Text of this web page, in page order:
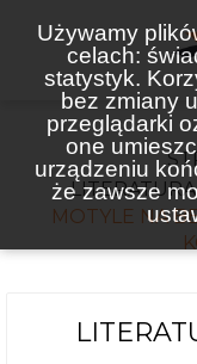
Używamy
celach:
statystyk.
bez zmiany
przeglądarki
one
urządzeniu
że zawsze
MOTYLE NA